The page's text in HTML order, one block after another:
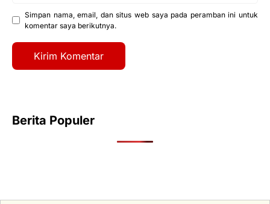
Simpan nama, email, dan situs web saya pada peramban ini untuk
komentar saya berikutnya.
Berita Populer